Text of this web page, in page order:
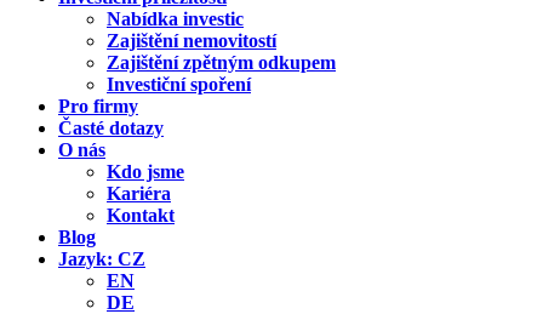
Nabídka investic
Zajištění nemovitostí
Zajištění zpětným odkupem
Investiční spoření
Pro firmy
Časté dotazy
O nás
Kdo jsme
Kariéra
Kontakt
Blog
Jazyk: CZ
EN
DE